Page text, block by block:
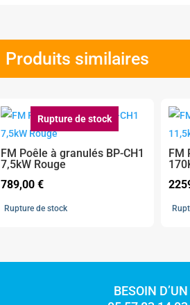
Produits similaires
Rupture de stock
FM Poêle à granulés BP-CH1
7,5kW Rouge
789,00€
Rupture de stock
FM
BESOIN